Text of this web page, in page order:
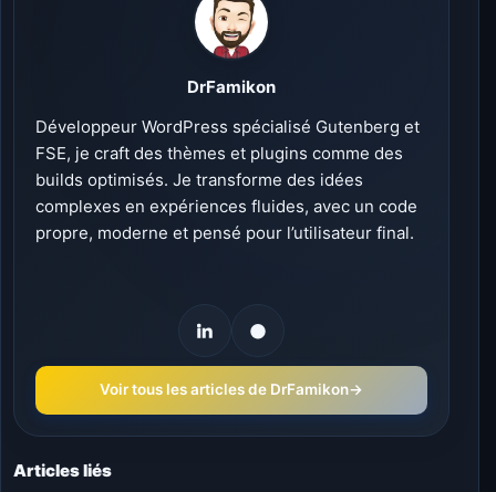
DrFamikon
Développeur WordPress spécialisé Gutenberg et
FSE, je craft des thèmes et plugins comme des
builds optimisés. Je transforme des idées
complexes en expériences fluides, avec un code
propre, moderne et pensé pour l’utilisateur final.
Voir tous les articles de DrFamikon→
Articles liés